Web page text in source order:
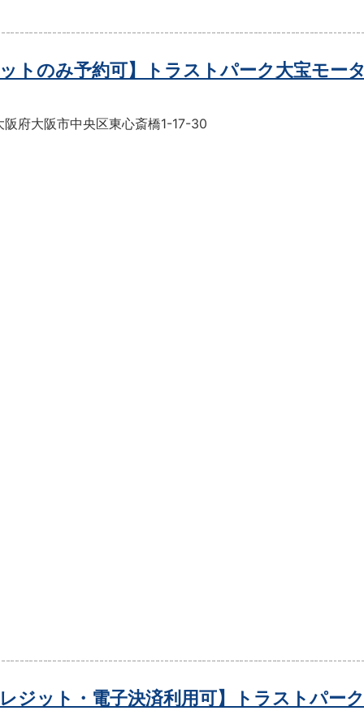
ットのみ予約可】トラストパーク大宝モー
阪府大阪市中央区東心斎橋1-17-30
レジット・電子決済利用可】トラストパー